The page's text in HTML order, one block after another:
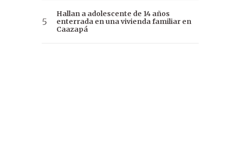
Hallan a adolescente de 14 años
enterrada en una vivienda familiar en
Caazapá